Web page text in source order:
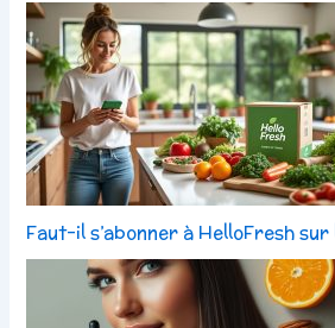
Faut-il s’abonner à HelloFresh